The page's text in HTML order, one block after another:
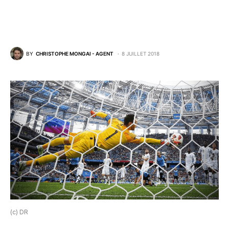
BY CHRISTOPHE MONGAI - AGENT 8 JUILLET 2018
(c) DR